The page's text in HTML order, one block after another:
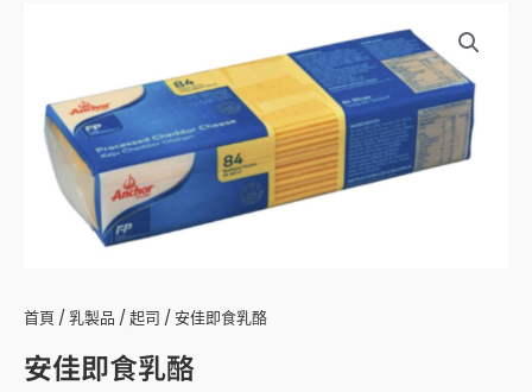
首頁 /乳製品 /起司 / 安佳即食乳酪
安佳即食乳酪